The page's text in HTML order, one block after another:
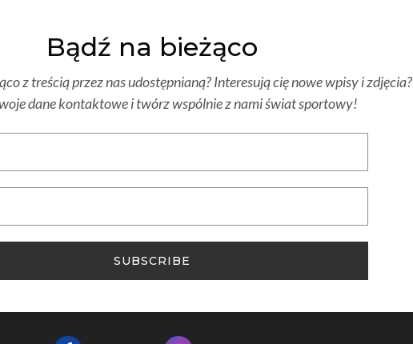
Bądź na bieżąco
z treścią przez nas udostępnianą? Interesują cię nowe wpisy i zdjęcia?
dane kontaktowe i twórz wspólnie z nami świat sportowy!